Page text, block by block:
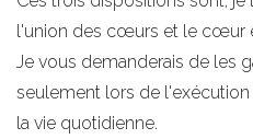
l'union des cœurs et le cœur
Je vous demanderais de les
seulement lors de l'exécution
la vie quotidienne.